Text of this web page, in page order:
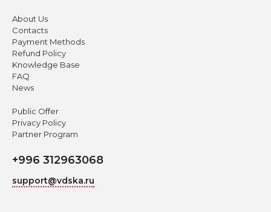
About Us
Contacts
Payment Methods
Refund Policy
Knowledge Base
FAQ
News
Public Offer
Privacy Policy
Partner Program
+996 312963068
support@vdska.ru